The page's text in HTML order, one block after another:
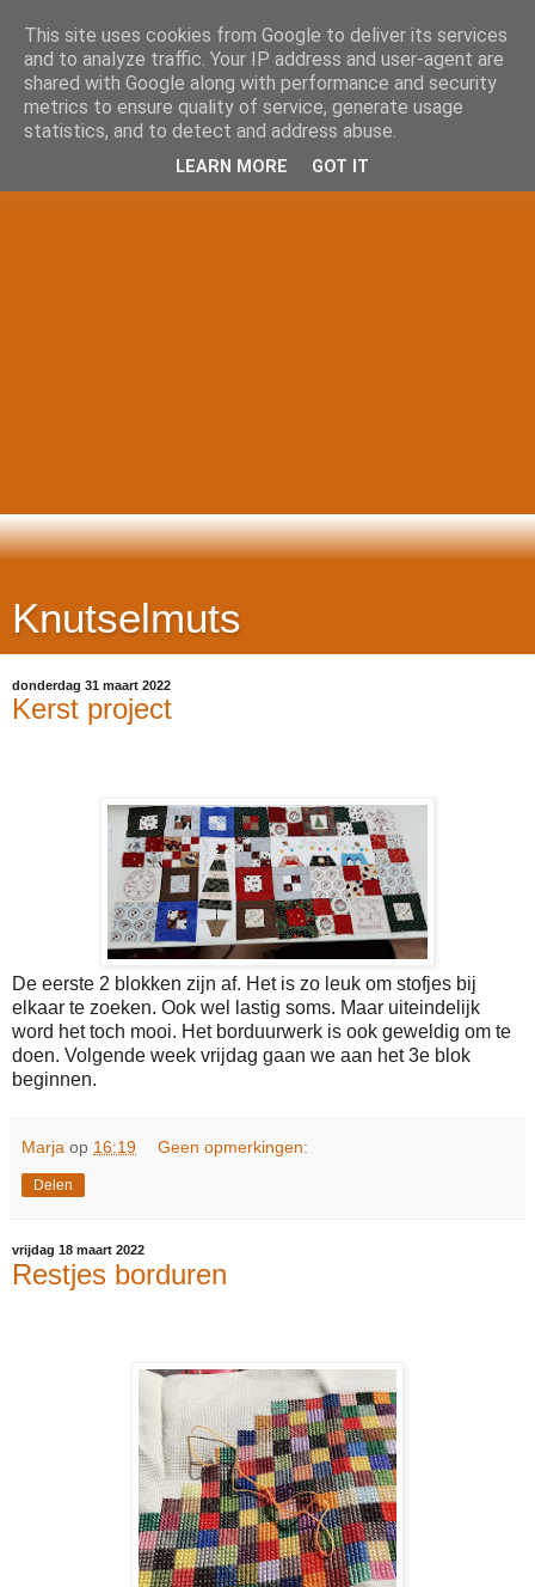
Knutselmuts
donderdag 31 maart 2022
Kerst project
De eerste 2 blokken zijn af. Het is zo leuk om stofjes bij
elkaar te zoeken. Ook wel lastig soms. Maar uiteindelijk
word het toch mooi. Het borduurwerk is ook geweldig om te
doen. Volgende week vrijdag gaan we aan het 3e blok
beginnen.
Marja op 16:19 Geen opmerkingen:
Delen
vrijdag 18 maart 2022
Restjes borduren
This site uses cookies from Google to deliver its services
and to analyze traffic. Your IP address and user-agent are
shared with Google along with performance and security
metrics to ensure quality of service, generate usage
statistics, and to detect and address abuse.
LEARN MORE GOT IT